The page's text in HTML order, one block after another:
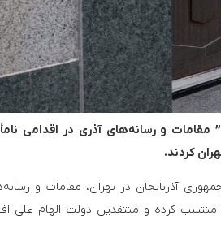
مقامات و رسانه‌های آذری در اقدامی
کردند.
آذربایجان در تهران، مقامات و
منتسب کرده و منتقدین دولت الهام
به وقت تنگه تایوان